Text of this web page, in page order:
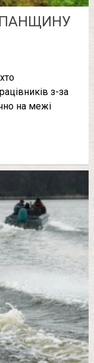
з-за
на межі